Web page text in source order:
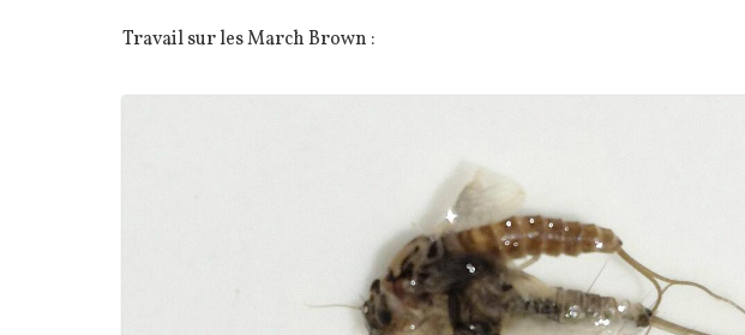
Texte
Travail sur les March Brown :